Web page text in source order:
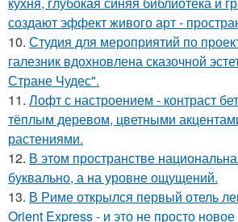
создают эффект живого арт -
10. Студия для мероприятий по
галезник вдохновлена сказочной
Стране Чудес".
11. Лофт с настроением - контраст
тёплым деревом, цветными
растениями.
12. В этом пространстве
буквально, а на уровне ощущений.
13. В Риме открылся первый отель
Orient Express - и это не просто